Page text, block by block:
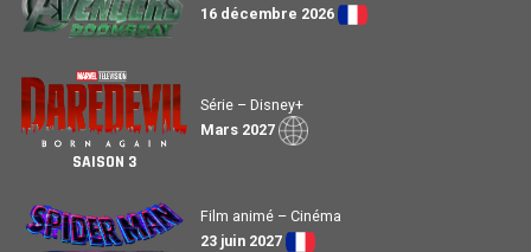
16 décembre 2026
SAISON 3
Série – Disney+
Mars 2027
Film animé – Cinéma
23 juin 2027